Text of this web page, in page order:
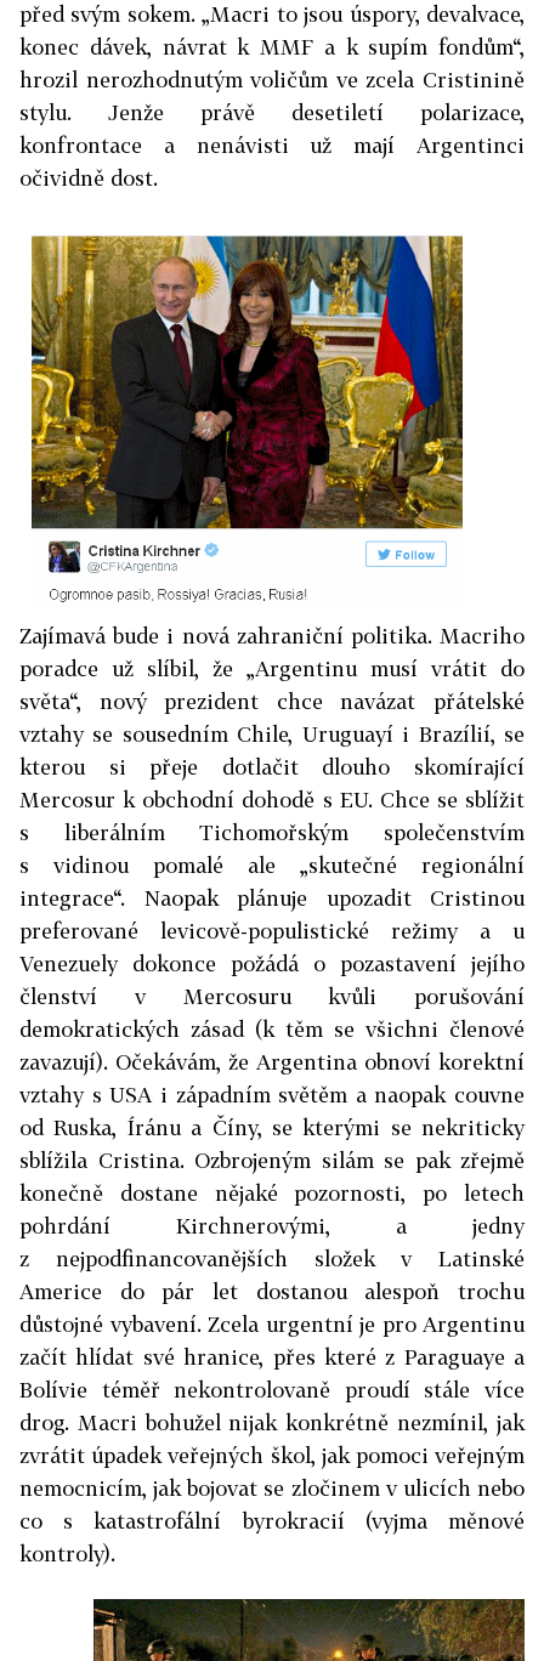
před svým sokem. „Macri to jsou úspory, devalvace,
konec dávek, návrat k MMF a k supím fondům“,
hrozil nerozhodnutým voličům ve zcela Cristinině
stylu. Jenže právě desetiletí polarizace,
konfrontace a nenávisti už mají Argentinci
očividně dost.
Zajímavá bude i nová zahraniční politika. Macriho
poradce už slíbil, že „Argentinu musí vrátit do
světa“, nový prezident chce navázat přátelské
vztahy se sousedním Chile, Uruguayí i Brazílií, se
kterou si přeje dotlačit dlouho skomírající
Mercosur k obchodní dohodě s EU. Chce se sblížit
s liberálním Tichomořským společenstvím
s vidinou pomalé ale „skutečné regionální
integrace“. Naopak plánuje upozadit Cristinou
preferované levicově-populistické režimy a u
Venezuely dokonce požádá o pozastavení jejího
členství v Mercosuru kvůli porušování
demokratických zásad (k těm se všichni členové
zavazují). Očekávám, že Argentina obnoví korektní
vztahy s USA i západním světěm a naopak couvne
od Ruska, Íránu a Číny, se kterými se nekriticky
sblížila Cristina. Ozbrojeným silám se pak zřejmě
konečně dostane nějaké pozornosti, po letech
pohrdání Kirchnerovými, a jedny
z nejpodfinancovanějších složek v Latinské
Americe do pár let dostanou alespoň trochu
důstojné vybavení. Zcela urgentní je pro Argentinu
začít hlídat své hranice, přes které z Paraguaye a
Bolívie téměř nekontrolovaně proudí stále více
drog. Macri bohužel nijak konkrétně nezmínil, jak
zvrátit úpadek veřejných škol, jak pomoci veřejným
nemocnicím, jak bojovat se zločinem v ulicích nebo
co s katastrofální byrokracií (vyjma měnové
kontroly).